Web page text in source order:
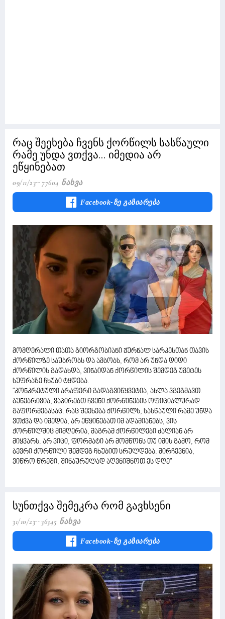
რაც შეეხება ჩვენს ქორწილს სასწაული
რამე უნდა ვთქვა... იმედია არ
ეწყინებათ
09/11/23 77604 Ნახვა
Facebook-Ზე Გაზიარება
მომღერალი თათა გიორგობიანი ჟურნალ სარკესთან თავის
ქორწილზე საუბრობს და ამბობს, რომ არ უნდა დიდი
ქორწილის გადახდა, ვინაიდან ქორწილის შემდეგ უმეტეს
სუფრაზე ჩხუბი ტყდება.
"კონკრეტული არაფერი გადაგვიწყვეტია, ახლა ვგეგმავთ.
ბუნებრივია, ვაპირებთ ჩვენი ქორწინების ოფიციალურად
გაფორმებასაც. რაც შეეხება ქორწილს, სასწაული რამე უნდა
ვთქვა და იმედია, არ ეწყინებათ იმ ადამიანებს, ვის
ქორწილშიც მიმღერია, მაგრამ ქორწილები ძალიან არ
მიყვარს. არ ვიცი, ფორმატი არ მომწონს თუ იმის გამო, რომ
ბევრი ქორწილი შემდეგ ჩხუბით სრულდება. მირჩევნია,
ვიწრო წრეში, შინაურულად აღვნიშნოთ ეს დღე"
სუნთქვა შემეკრა რომ გავხსენი
31/10/23 36345 Ნახვა
Facebook-Ზე Გაზიარება